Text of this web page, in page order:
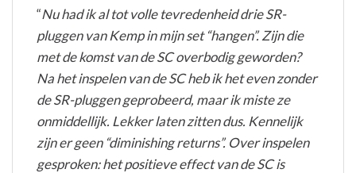
“Nu had ik al tot volle tevredenheid drie SR-
pluggen van Kemp in mijn set “hangen”. Zijn die
met de komst van de SC overbodig geworden?
Na het inspelen van de SC heb ik het even zonder
de SR-pluggen geprobeerd, maar ik miste ze
onmiddellijk. Lekker laten zitten dus. Kennelijk
zijn er geen “diminishing returns”. Over inspelen
gesproken: het positieve effect van de SC is